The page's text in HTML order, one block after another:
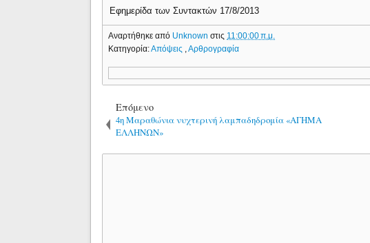
Εφημερίδα των Συντακτών 17/8/2013
Αναρτήθηκε από Unknownστις 11:00:00 π.μ.
Κατηγορία:Απόψεις ,Αρθρογραφία
Επόμενο
4η Μαραθώνια νυχτερινή λαμπαδηδρομία «ΑΓΗΜΑ
ΕΛΛΗΝΩΝ»